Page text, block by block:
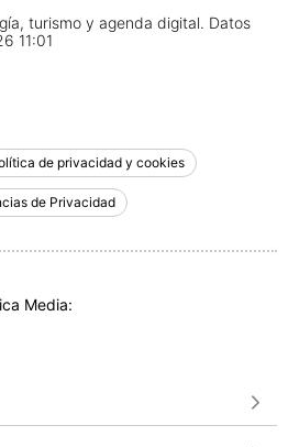
turismo y agenda digital. Datos
11:01
de privacidad y cookies
de Privacidad
Media: